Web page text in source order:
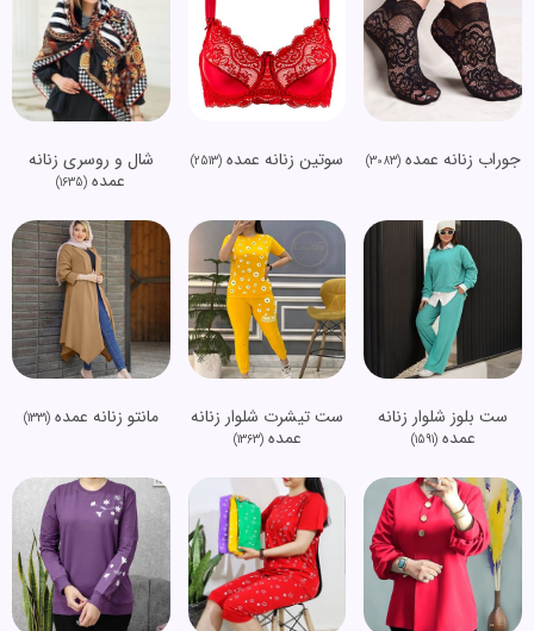
جوراب زنانه عمده(3083) سوتین زنانه عمده (2513)
شال و روسری زنانه
عمده (1635)
ست بلوز شلوار زنانه
عمده(1591)
ست تیشرت شلوار زنانه
عمده(1363)
مانتو زنانه عمده(1331)